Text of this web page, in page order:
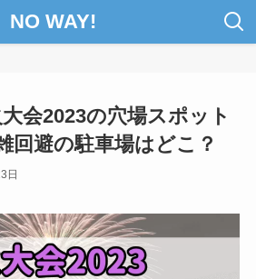
NO WAY!
会2023の穴場スポット
回避の駐車場はどこ？
日